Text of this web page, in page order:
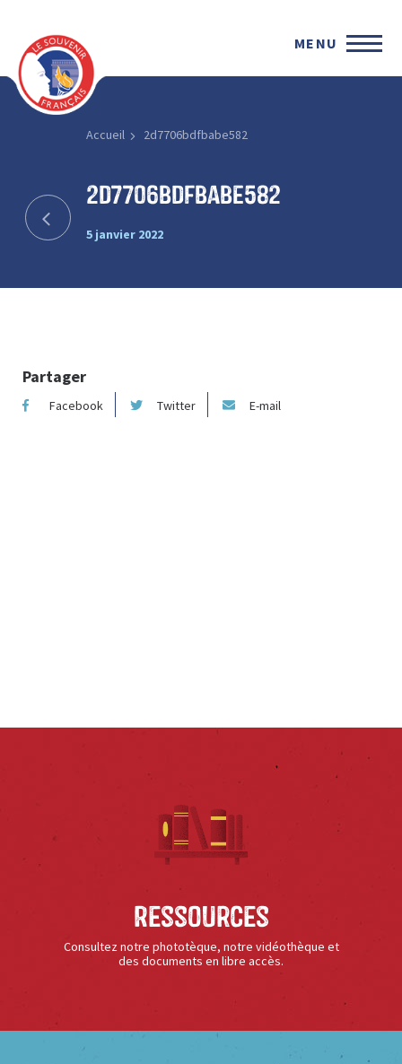
MENU
Accueil 2d7706bdfbabe582
2d7706bdfbabe582
5 janvier 2022
Partager
Facebook Twitter E-mail
Ressources
Consultez notre phototèque, notre vidéothèque et
des documents en libre accès.